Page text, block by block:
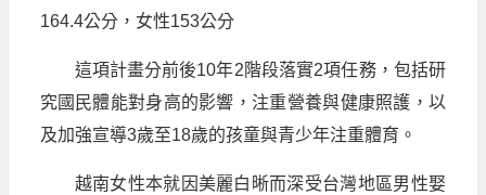
164.4公分，女性153公分
這項計畫分前後10年2階段落實2項任務，包括研
究國民體能對身高的影響，注重營養與健康照護，以
及加強宣導3歲至18歲的孩童與青少年注重體育。
越南女性本就因美麗白晰而深受台灣地區男性娶